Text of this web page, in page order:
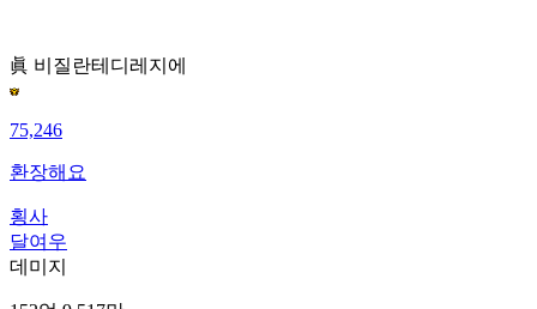
眞 비질란테 디레지에
75,246
환장해요
횡사
달여우
데미지